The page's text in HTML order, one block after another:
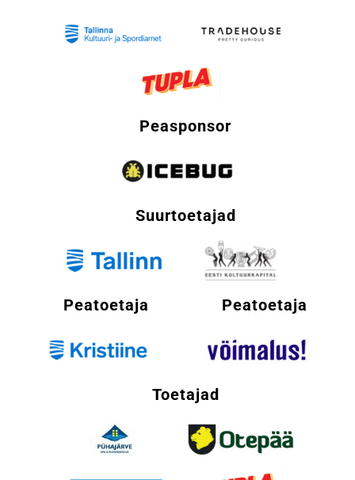
Peasponsor
Suurtoetajad
Peatoetaja Peatoetaja
Toetajad